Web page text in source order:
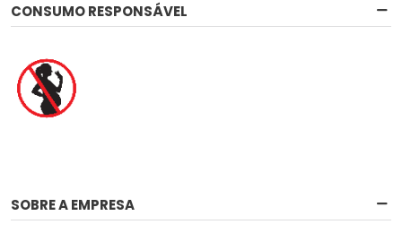
CONSUMO RESPONSÁVEL
SOBRE A EMPRESA